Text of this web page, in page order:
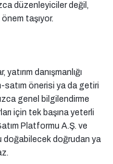
düzenleyiciler değil,
taşıyor.
danışmanlığı
satım önerisi ya da getiri
genel bilgilendirme
için tek başına yeterli
Platformu A.Ş. ve
doğabilecek doğrudan ya